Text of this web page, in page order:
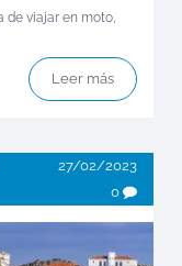
de viajar en moto,
Leer más
27/02/2023
0